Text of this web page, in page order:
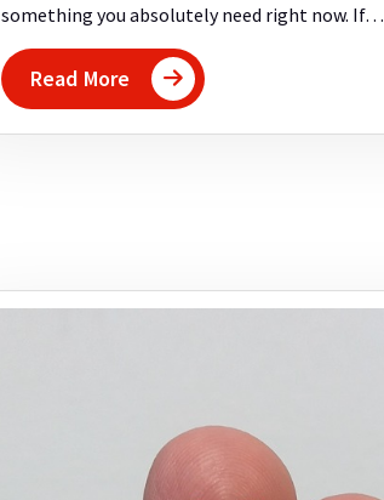
something you absolutely need right now. If…
Read More